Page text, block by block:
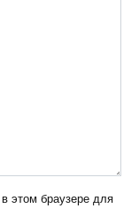
этом браузере для